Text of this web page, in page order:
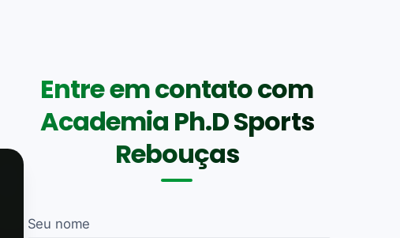
Entre em contato com
Academia Ph.D Sports
Rebouças
Seu nome